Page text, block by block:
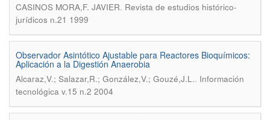
CASINOS MORA,F. JAVIER. Revista de estudios histórico-
jurídicos n.21 1999
Observador Asintótico Ajustable para Reactores Bioquímicos:
Aplicación a la Digestión Anaerobia
Alcaraz,V.; Salazar,R.; González,V.; Gouzé,J.L.. Información
tecnológica v.15 n.2 2004